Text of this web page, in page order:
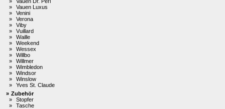
»
Vauen Luxus
»
Venini
»
Verona
»
Viby
»
Vuillard
»
Waille
»
Weekend
»
Wessex
»
Willbo
»
Willmer
»
Wimbledon
»
Windsor
»
Winslow
»
Yves St. Claude
» Zubehör
»
Stopfer
»
Tasche